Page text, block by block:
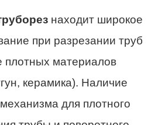
находит широкое
при разрезании труб
плотных материалов
керамика). Наличие
для плотного